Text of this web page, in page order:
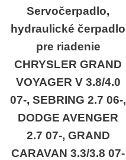
Servočerpadlo,
hydraulické čerpadlo
pre riadenie
CHRYSLER GRAND
VOYAGER V 3.8/4.0
07-, SEBRING 2.7 06-,
DODGE AVENGER
2.7 07-, GRAND
CARAVAN 3.3/3.8 07-